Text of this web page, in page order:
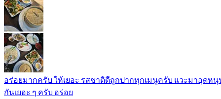
อร่อยมากครับ ให้เยอะ รสชาติดีถูกปากทุกเมนูครับ แวะมาอุดหนุ
กันเยอะ ๆ ครับ อร่อย